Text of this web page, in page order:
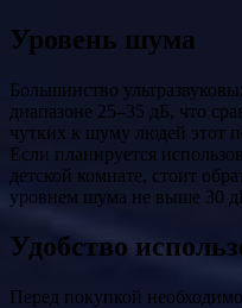
Уровень шума
Большинство
диапазоне 25–35 дБ, что
чутких к шуму людей этот
Если планируется
детской комнате, стоит
уровнем шума не выше 30
Удобство
Перед покупкой